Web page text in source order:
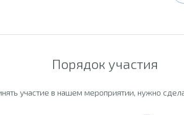
Порядок участия
участие в нашем мероприятии, нужно